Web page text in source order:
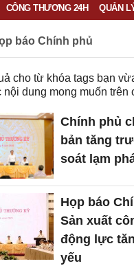
CÔNG THƯƠNG 24H QUẢN
báo Chính phủ
cho từ khóa tags bạn
dung mong muốn trên
Chính phủ
bản tăng
soát lạm
Họp báo
Sản xuất
động lực
yếu